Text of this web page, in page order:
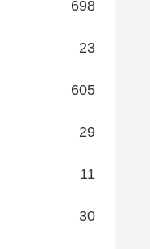
698
23
605
29
11
30